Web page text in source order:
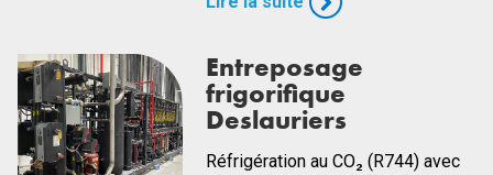
Entreposage
frigorifique
Deslauriers
Réfrigération au CO₂ (R744) avec